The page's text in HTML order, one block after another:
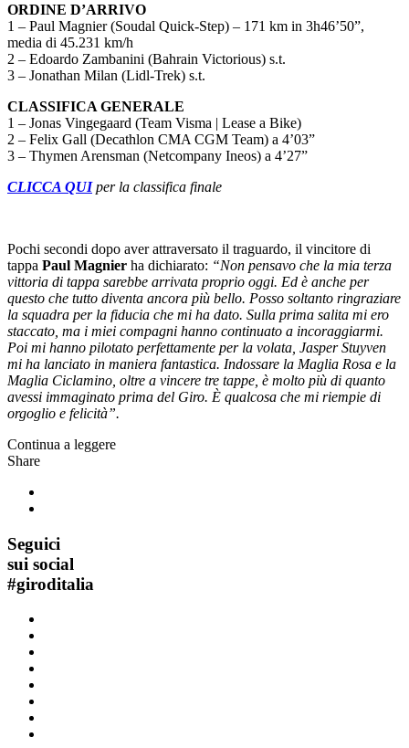
ORDINE D’ARRIVO
1 – Paul Magnier (Soudal Quick-Step) – 171 km in 3h46’50”,
media di 45.231 km/h
2 – Edoardo Zambanini (Bahrain Victorious) s.t.
3 – Jonathan Milan (Lidl-Trek) s.t.
CLASSIFICA GENERALE
1 – Jonas Vingegaard (Team Visma | Lease a Bike)
2 – Felix Gall (Decathlon CMA CGM Team) a 4’03”
3 – Thymen Arensman (Netcompany Ineos) a 4’27”
CLICCA QUIper la classifica finale
Pochi secondi dopo aver attraversato il traguardo, il vincitore di
tappa Paul Magnier ha dichiarato: “Non pensavo che la mia terza
vittoria di tappa sarebbe arrivata proprio oggi. Ed è anche per
questo che tutto diventa ancora più bello. Posso soltanto ringraziare
la squadra per la fiducia che mi ha dato. Sulla prima salita mi ero
staccato, ma i miei compagni hanno continuato a incoraggiarmi.
Poi mi hanno pilotato perfettamente per la volata, Jasper Stuyven
mi ha lanciato in maniera fantastica. Indossare la Maglia Rosa e la
Maglia Ciclamino, oltre a vincere tre tappe, è molto più di quanto
avessi immaginato prima del Giro. È qualcosa che mi riempie di
orgoglio e felicità”.
Continua a leggere
Share
Seguici
sui social
#giroditalia